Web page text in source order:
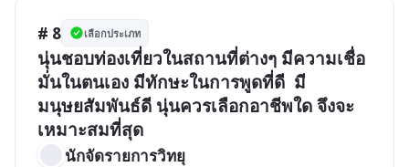
# 8 เลือกประเภท
นุ่นชอบท่องเที่ยวในสถานที่ต่างๆ มีความเชื่อ
มั่นในตนเอง มีทักษะในการพูดที่ดี  มี
มนุษยสัมพันธ์ดี นุ่นควรเลือกอาชีพใด จึงจะ
เหมาะสมที่สุด
นักจัดรายการวิทยุ